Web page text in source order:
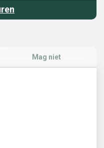
Mag niet